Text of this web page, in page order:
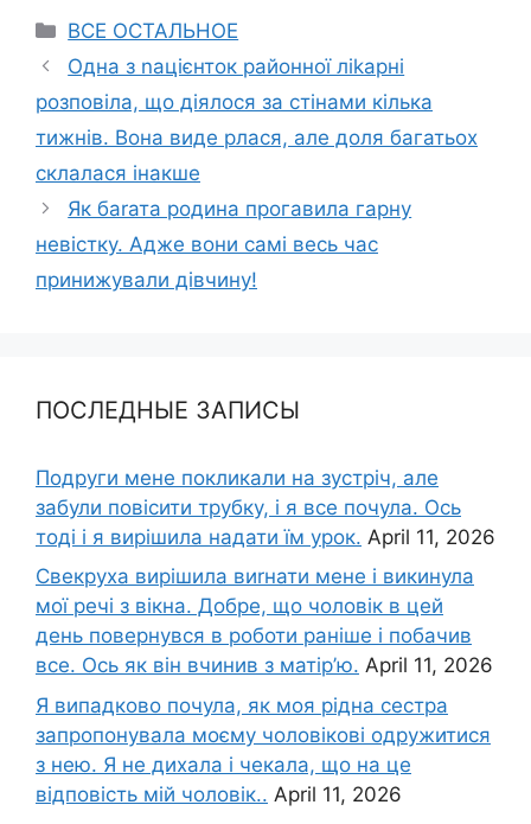
Categories
ВСЕ ОСТАЛЬНОЕ
Одна з nацієнток районної ліkарні
розповіла, що діялося за стінами кілька
тижнів. Вона виде рлася, але доля багатьох
склалася інакше
Як баrата родина прогавила гарну
невістку. Адже вони самі весь час
принижували дівчину!
ПОСЛЕДНЫЕ ЗАПИСЫ
Подруги мене покликали на зустріч, але
забули повісити трубку, і я все почула. Ось
тоді і я вирішила надати їм урок. April 11, 2026
Свекруха вирішила виrнати мене і викинула
мої речі з вікна. Добре, що чоловік в цей
день повернувся в роботи раніше і побачив
все. Ось як він вчинив з матір’ю. April 11, 2026
Я випадково почула, як моя рідна сестра
запропонувала моєму чоловікові одружитися
з нею. Я не дихала і чекала, що на це
відповість мій чоловік.. April 11, 2026